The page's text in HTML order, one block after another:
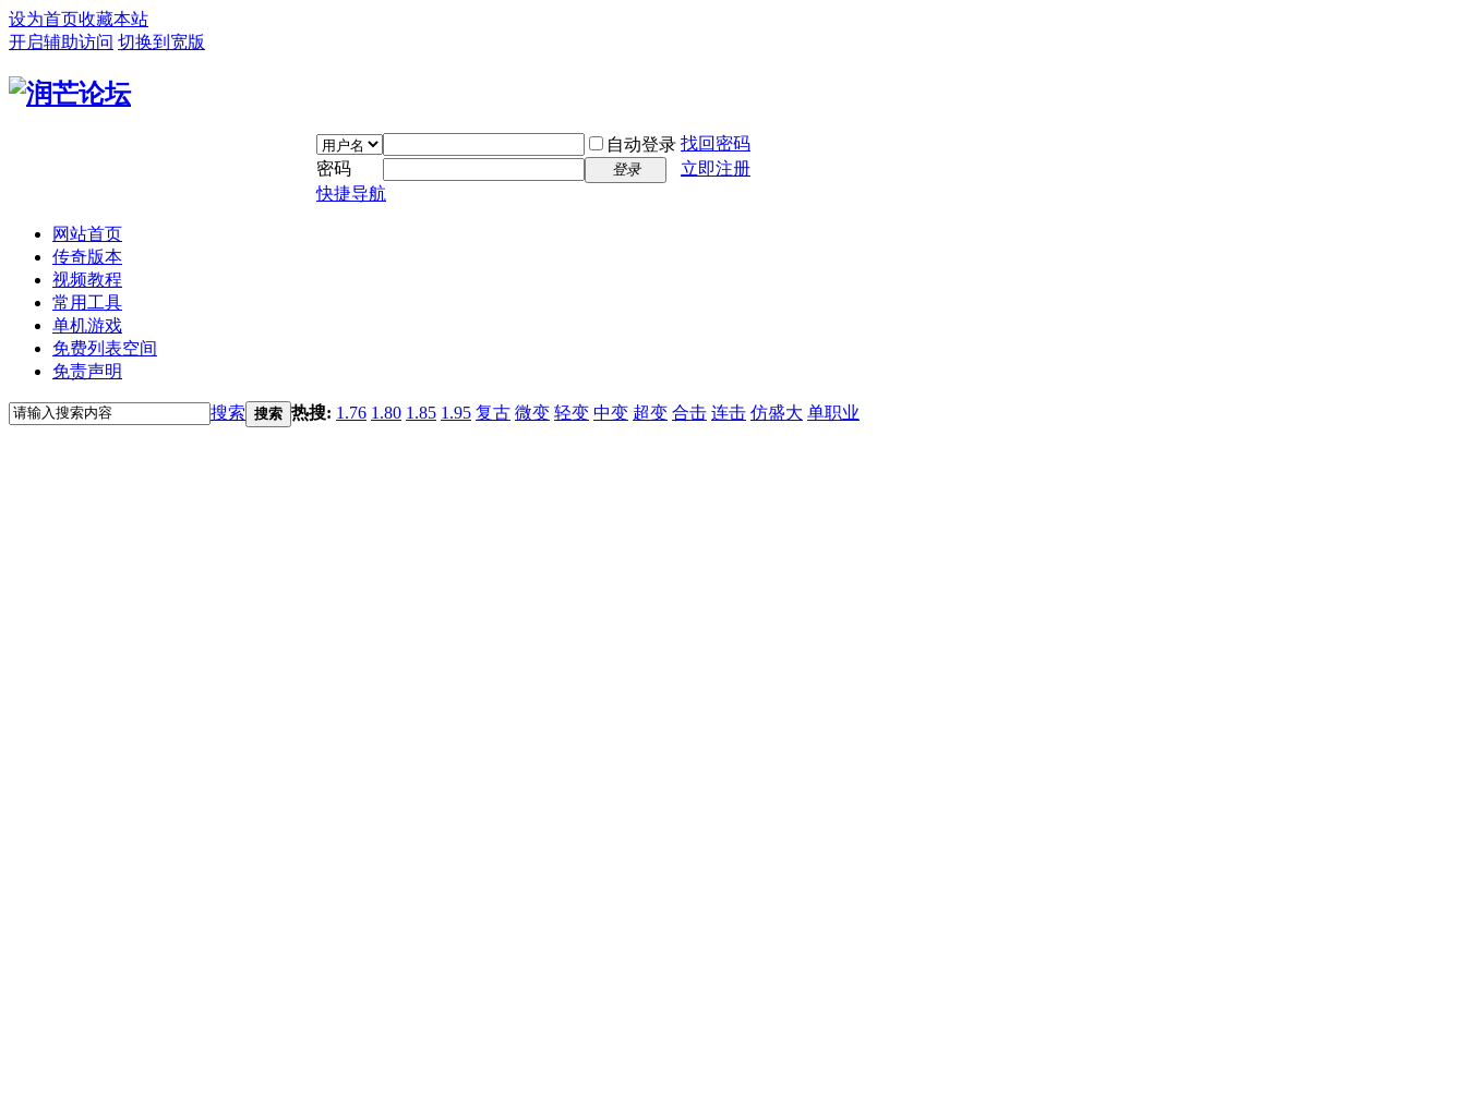
设为首页收藏本站
开启辅助访问 切换到宽版
自动登录 找回密码
密码
登录
立即注册
快捷导航
网站首页
传奇版本
视频教程
常用工具
单机游戏
免费列表空间
免责声明
搜索 搜索 热搜: 1.76 1.80 1.85 1.95 复古 微变 轻变 中变 超变 合击 连击 仿盛大 单职业